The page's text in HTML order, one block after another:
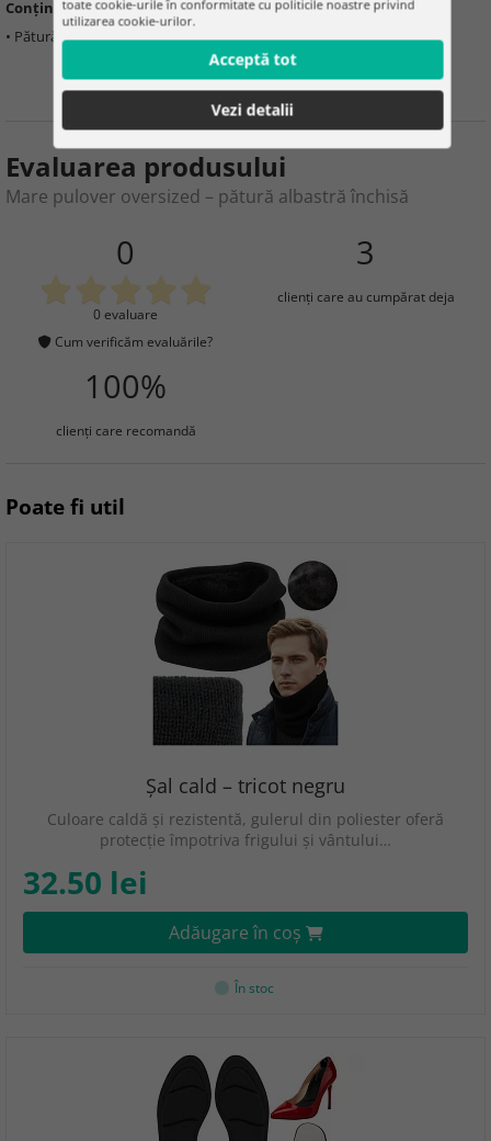
Conținutul pachetului:
• Pătură/hanorac
Evaluarea produsului
Mare pulover oversized – pătură albastră închisă
0
0 evaluare
Cum verificăm evaluările?
3
clienţi care au cumpărat deja
100%
clienţi care recomandă
Poate fi util
Șal cald – tricot negru
Culoare caldă și rezistentă, gulerul din poliester oferă
protecție împotriva frigului și vântului…
32.50 lei
Adăugare în coş
În stoc
toate cookie-urile în conformitate cu politicile noastre privind
utilizarea cookie-urilor.
Acceptă tot
Vezi detalii